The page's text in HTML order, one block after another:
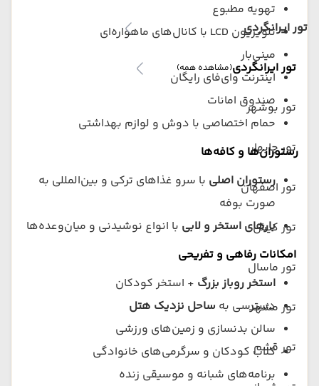
تور ایرانگردی
تور ایرانگردی(مشاهده همه)
تور بوشهر
تور چابهار
تور اصفهان
تور کیش
تور ماسال
تور مشهد
تور قشم
تهویه مطبوع
تلویزیون LCD با کانال‌های ماهواره‌ای
مینی‌بار
اینترنت وای‌فای رایگان
صندوق امانات
حمام اختصاصی با دوش و لوازم بهداشتی
رستوران‌ها و کافه‌ها
رستوران اصلی با سرو غذاهای ترکی و بین‌المللی به
صورت بوفه
بارهای استخر و لابی با انواع نوشیدنی و میان‌وعده‌ها
امکانات رفاهی و تفریحی
استخر روباز بزرگ + استخر کودکان
دسترسی به ساحل نزدیک هتل
سالن بدنسازی و زمین‌های ورزشی
کلاب کودکان و سرگرمی‌های خانوادگی
برنامه‌های شبانه و موسیقی زنده